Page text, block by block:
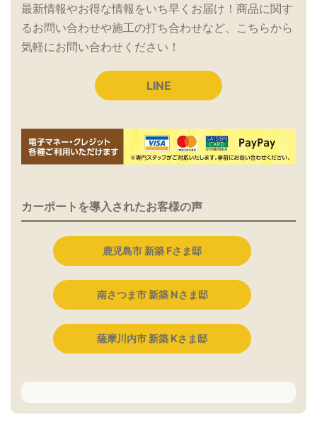
最新情報やお得な情報をいち早くお届け！商品に関す
るお問い合わせや施工の打ち合わせなど、こちらから
気軽にお問い合わせください！
LINE
カーポートを導入されたお客様の声
鹿児島市 新築 Fさま邸
南さつま市 新築 Nさま邸
薩摩川内市 新築 Kさま邸